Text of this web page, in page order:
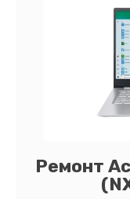
Ремонт